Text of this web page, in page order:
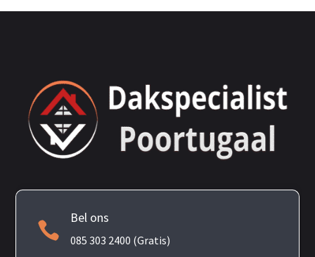

Bel ons
085 303 2400 (Gratis)